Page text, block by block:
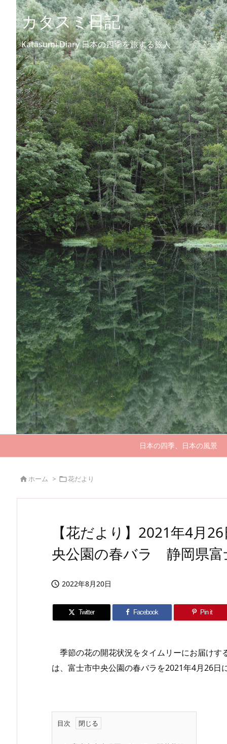
カタスミ日記
Katasumi Diary 日本の四季を旅する旅人
日本の四季、日本の風景
 ホーム > 花だより
【花だより】2021年4
央公園の春バラ 静岡県富
 2022年8月20日
Twitter Facebook Pin it
季節の花の開花状況をタイムリーにお届けす
は、富士市中央公園の春バラを2021年4月26日
目次